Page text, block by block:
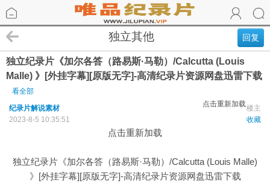
回复
独立其他
独立纪录片《加尔各答（路易斯·马勒）/Calcutta (Louis
Malle) 》[外挂字幕][原版无字]-高清纪录片资源网盘迅雷下载
看全部
点击重新加载楼主
纪录片解说素材
收藏
2023-8-5 10:35:51
点击重新加载
独立纪录片《加尔各答（路易斯·马勒）/Calcutta (Louis Malle)
》[外挂字幕][原版无字]-高清纪录片资源网盘迅雷下载